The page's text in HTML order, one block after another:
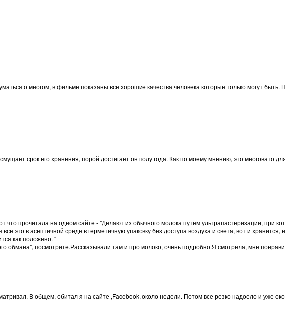
о многом, в фильме показаны все хорошие качества человека которые только могут
срок его хранения, порой достигает он полу года. Как по моему мнению, это многовато
прочитала на одном сайте - "Делают из обычного молока путём ультрапастеризации, при
это в асептичной среде в герметичную упаковку без доступа воздуха и света, вот и
как положено. "
обмана", посмотрите.Рассказывали там и про молоко, очень подробно.Я смотрела, мне
В общем, обитал я на сайте ,Facebook, около недели. Потом все резко надоело и уже